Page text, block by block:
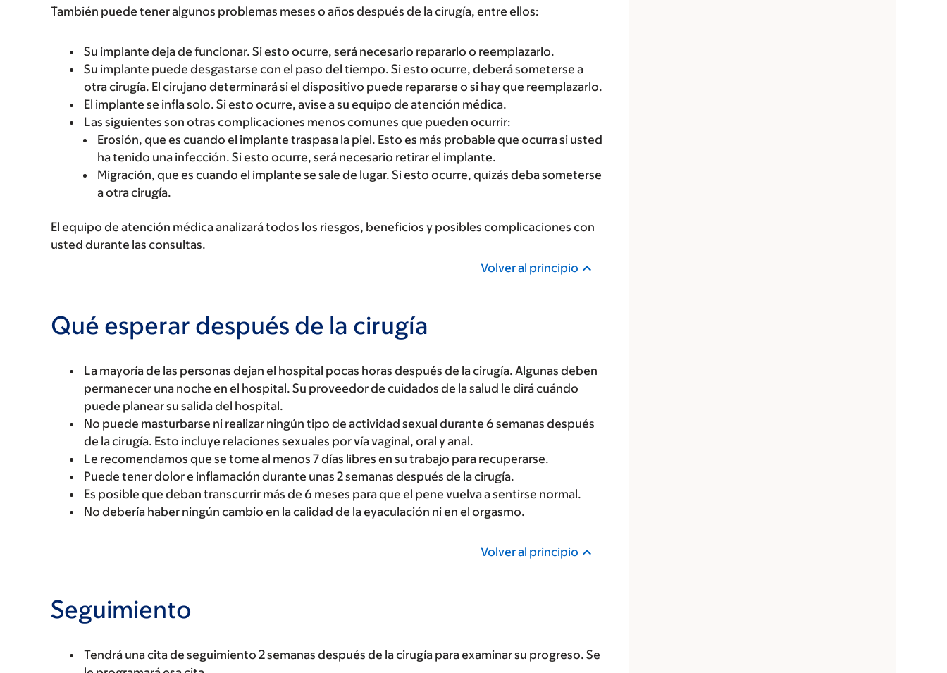
También puede tener algunos problemas meses o años después de la cirugía, entre ellos:
Su implante deja de funcionar. Si esto ocurre, será necesario repararlo o reemplazarlo.
Su implante puede desgastarse con el paso del tiempo. Si esto ocurre, deberá someterse a
otra cirugía. El cirujano determinará si el dispositivo puede repararse o si hay que reemplazarlo.
El implante se infla solo. Si esto ocurre, avise a su equipo de atención médica.
Las siguientes son otras complicaciones menos comunes que pueden ocurrir:
Erosión, que es cuando el implante traspasa la piel. Esto es más probable que ocurra si usted
ha tenido una infección. Si esto ocurre, será necesario retirar el implante.
Migración, que es cuando el implante se sale de lugar. Si esto ocurre, quizás deba someterse
a otra cirugía.
El equipo de atención médica analizará todos los riesgos, beneficios y posibles complicaciones con
usted durante las consultas.
Volver al principio
Qué esperar después de la cirugía
La mayoría de las personas dejan el hospital pocas horas después de la cirugía. Algunas deben
permanecer una noche en el hospital. Su proveedor de cuidados de la salud le dirá cuándo
puede planear su salida del hospital.
No puede masturbarse ni realizar ningún tipo de actividad sexual durante 6 semanas después
de la cirugía. Esto incluye relaciones sexuales por vía vaginal, oral y anal.
Le recomendamos que se tome al menos 7 días libres en su trabajo para recuperarse.
Puede tener dolor e inflamación durante unas 2 semanas después de la cirugía.
Es posible que deban transcurrir más de 6 meses para que el pene vuelva a sentirse normal.
No debería haber ningún cambio en la calidad de la eyaculación ni en el orgasmo.
Volver al principio
Seguimiento
Tendrá una cita de seguimiento 2 semanas después de la cirugía para examinar su progreso. Se